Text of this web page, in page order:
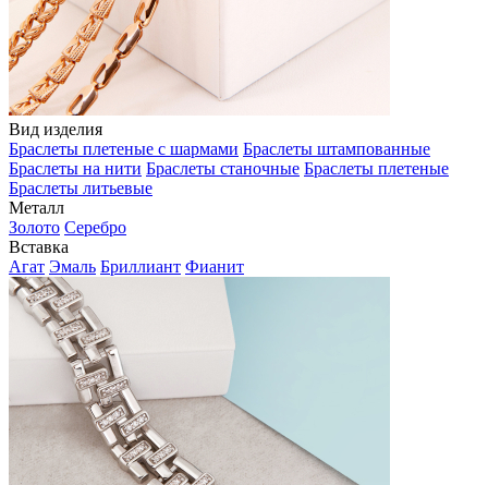
Вид изделия
Браслеты плетеные с шармами Браслеты штампованные
Браслеты на нити Браслеты станочные Браслеты плетеные
Браслеты литьевые
Металл
Золото Серебро
Вставка
Агат Эмаль Бриллиант Фианит